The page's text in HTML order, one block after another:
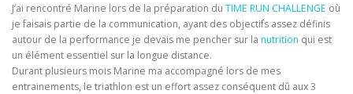
J’ai rencontré Marine lors de la préparation du TIME RUN CHALLENGE où
je faisais partie de la communication, ayant des objectifs assez définis
autour de la performance je devais me pencher sur la nutrition qui est
un élément essentiel sur la longue distance.
Durant plusieurs mois Marine ma accompagné lors de mes
entrainements, le triathlon est un effort assez conséquent dû aux 3